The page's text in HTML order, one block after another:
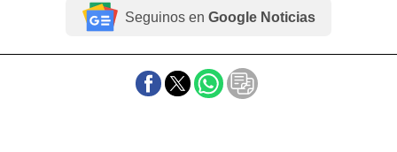
Seguinos en Google Noticias